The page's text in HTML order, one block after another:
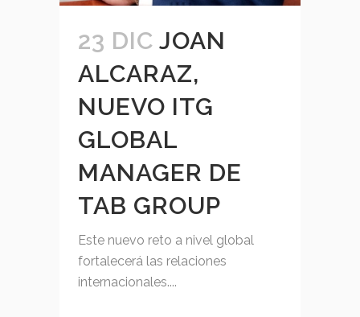
23 DIC JOAN
ALCARAZ,
NUEVO ITG
GLOBAL
MANAGER DE
TAB GROUP
Este nuevo reto a nivel global
fortalecerá las relaciones
internacionales....